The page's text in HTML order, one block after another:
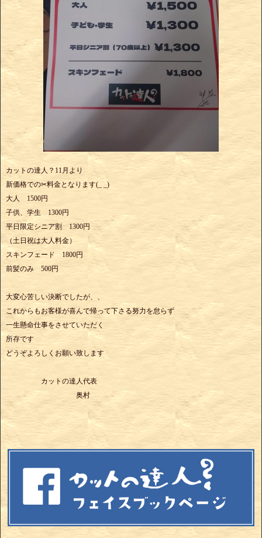
カットの達人？11月より
新価格での✂料金となります(_ _)
大人 1500円
子供、学生 1300円
平日限定シニア割 1300円
（土日祝は大人料金）
スキンフェード 1800円
前髪のみ 500円
大変心苦しい決断でしたが、、
これからもお客様が喜んで帰って下さる努力を怠らず
一生懸命仕事をさせていただく
所存です
どうぞよろしくお願い致します
カットの達人代表
奥村